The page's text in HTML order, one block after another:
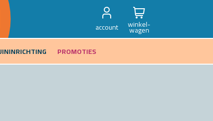
account winkel-
wagen
PROMOTIES